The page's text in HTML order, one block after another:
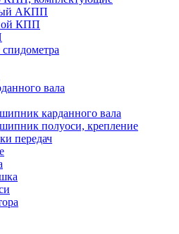
АКПП
КПП
вала
карданного вала
полуоси, крепление
передач